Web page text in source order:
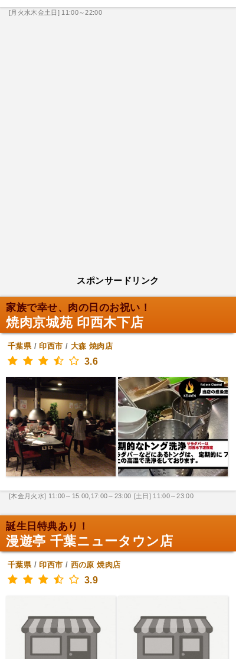
[月火水木金土日] 11:00～22:00
スポンサードリンク
家族で幸せ、肉の日のお祝い！
焼肉京城苑 印西木下店
千葉県/ 印西市 / 大森 焼肉店
3.6
[木金月火水] 11:00～15:00,17:00～23:00 [土日] 11:00～23:00
誕生日特典あり！
漫遊亭 千葉ニュータウン店
千葉県/ 印西市 / 西の原 焼肉店
3.9